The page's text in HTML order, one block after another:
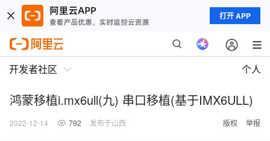
打开 APP
开发者社区 个人
鸿蒙移植i.mx6ull(九) 串口移植(基于IMX6ULL)
2022-12-14 792 发布于山西 版权 举报